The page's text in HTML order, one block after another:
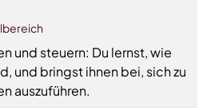
und steuern: Du lernst, wie
und bringst ihnen bei, sich zu
auszuführen.